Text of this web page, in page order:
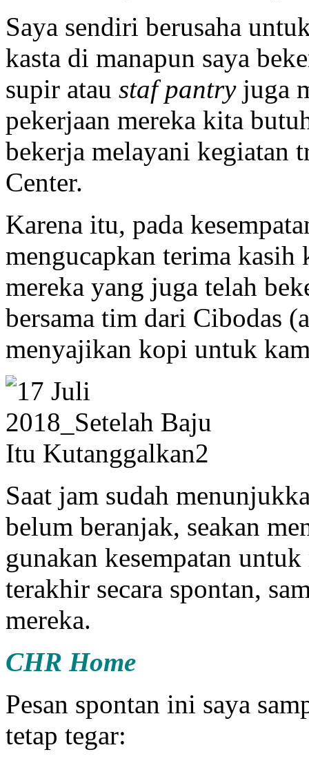
Saya sendiri berusaha
kasta di manapun saya
supir atau staf pantryjuga
pekerjaan mereka kita
bekerja melayani kegiatan
Center.
Karena itu, pada
mengucapkan terima kasih
mereka yang juga telah
bersama tim dari Cibodas
menyajikan kopi untuk
Saat jam sudah
belum beranjak, seakan
gunakan kesempatan
terakhir secara spontan,
mereka.
CHR Home
Pesan spontan ini saya
tetap tegar: